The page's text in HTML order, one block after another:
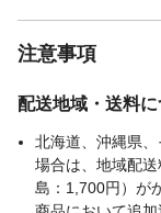
注意事項
配送地域・送料に
北海道、沖縄県
場合は、地域配
島：1,700円）が